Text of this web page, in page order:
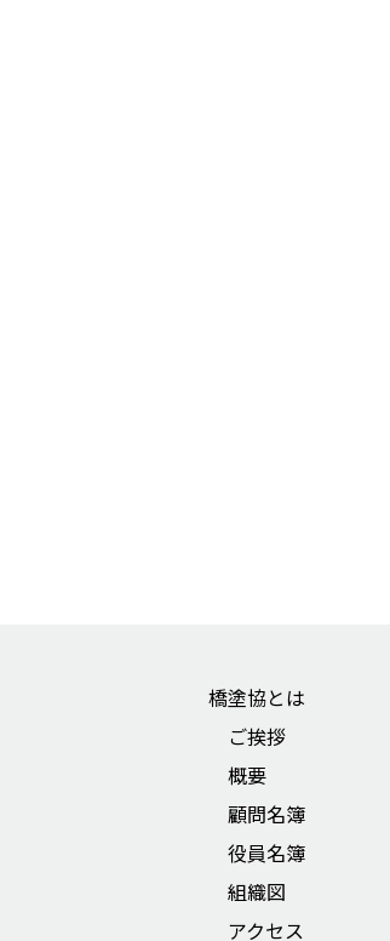
橋塗協とは
ご挨拶
概要
顧問名簿
役員名簿
組織図
アクセス